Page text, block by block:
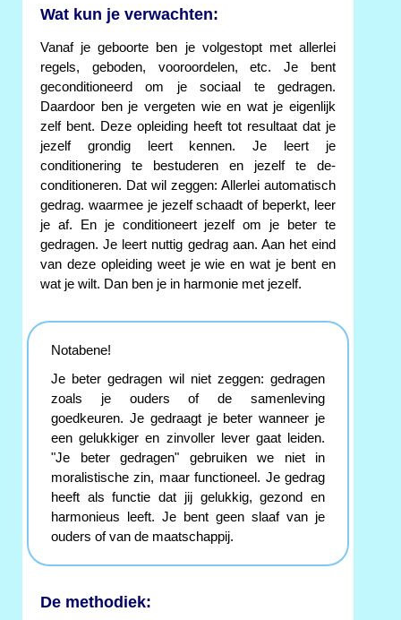
Wat kun je verwachten:
Vanaf je geboorte ben je volgestopt met allerlei
regels, geboden, vooroordelen, etc. Je bent
geconditioneerd om je sociaal te gedragen.
Daardoor ben je vergeten wie en wat je eigenlijk
zelf bent. Deze opleiding heeft tot resultaat dat je
jezelf grondig leert kennen. Je leert je
conditionering te bestuderen en jezelf te de-
conditioneren. Dat wil zeggen: Allerlei automatisch
gedrag. waarmee je jezelf schaadt of beperkt, leer
je af. En je conditioneert jezelf om je beter te
gedragen. Je leert nuttig gedrag aan. Aan het eind
van deze opleiding weet je wie en wat je bent en
wat je wilt. Dan ben je in harmonie met jezelf.
Notabene!
Je beter gedragen wil niet zeggen: gedragen
zoals je ouders of de samenleving
goedkeuren. Je gedraagt je beter wanneer je
een gelukkiger en zinvoller lever gaat leiden.
"Je beter gedragen" gebruiken we niet in
moralistische zin, maar functioneel. Je gedrag
heeft als functie dat jij gelukkig, gezond en
harmonieus leeft. Je bent geen slaaf van je
ouders of van de maatschappij.
De methodiek: